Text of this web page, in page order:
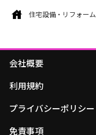
住宅設備・リフォーム
会社概要
利用規約
プライバシーポリシー
免責事項